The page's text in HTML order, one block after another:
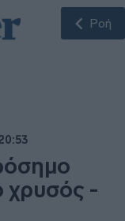
Ροή
χρυσός -